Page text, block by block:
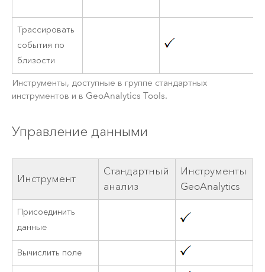
Трассировать
события по
близости
Инструменты, доступные в группе стандартных
инструментов и в GeoAnalytics Tools.
Управление данными
Инструмент
Стандартный
анализ
Инструменты
GeoAnalytics
Присоединить
данные
Вычислить поле